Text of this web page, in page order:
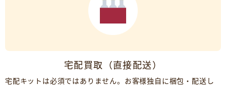
宅配買取（直接配送）
宅配キットは必須ではありません。お客様独自に梱包・配送し